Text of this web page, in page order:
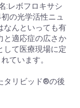
:レボフロキサシ
の光学活性ニュ
なんといっても有
と適応症の広さか
して医療現場に定
ています。
タリビッド®の後